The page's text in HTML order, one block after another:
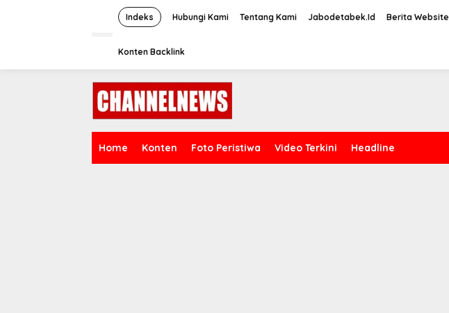
o
Indeks Hubungi Kami Tentang Kami Jabodetabek.Id Berita Website
Konten Backlink
Home Konten Foto Peristiwa Video Terkini Headline